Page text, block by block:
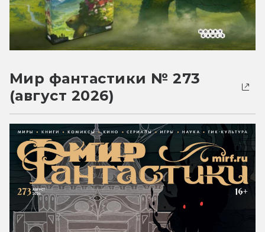
Мир фантастики № 273
(август 2026)